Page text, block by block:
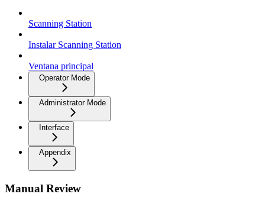
Scanning Station
Instalar Scanning Station
Ventana principal
Operator Mode
Administrator Mode
Interface
Appendix
Manual Review